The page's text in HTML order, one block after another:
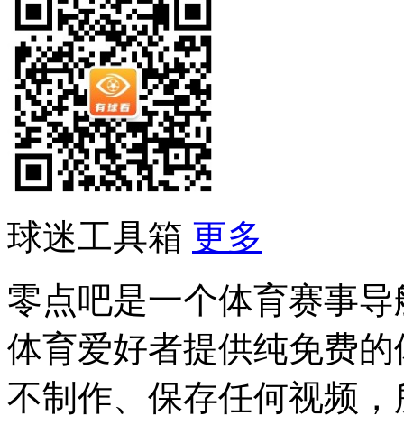
球迷工具箱 更多
零点吧是一个体育赛事
体育爱好者提供纯免费
不制作、保存任何视频